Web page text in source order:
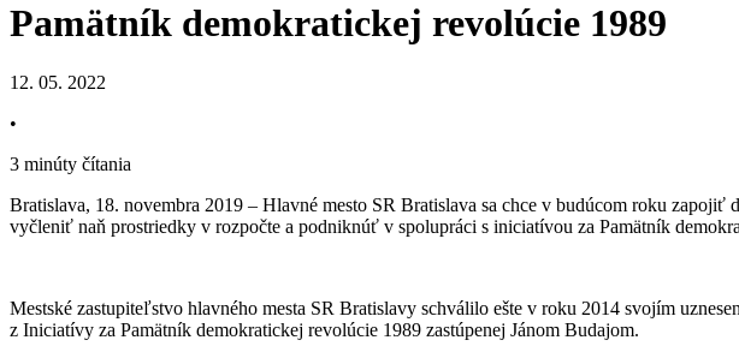
Pamätník demokratickej revolúcie 1989
12. 05. 2022
•
3 minúty čítania
Bratislava, 18. novembra 2019 – Hlavné mesto SR Bratislava sa chce v budúcom roku
vyčleniť naň prostriedky v rozpočte a podniknúť v spolupráci s iniciatívou za Pamätník
Mestské zastupiteľstvo hlavného mesta SR Bratislavy schválilo ešte v roku 2014 svojím
z Iniciatívy za Pamätník demokratickej revolúcie 1989 zastúpenej Jánom Budajom.